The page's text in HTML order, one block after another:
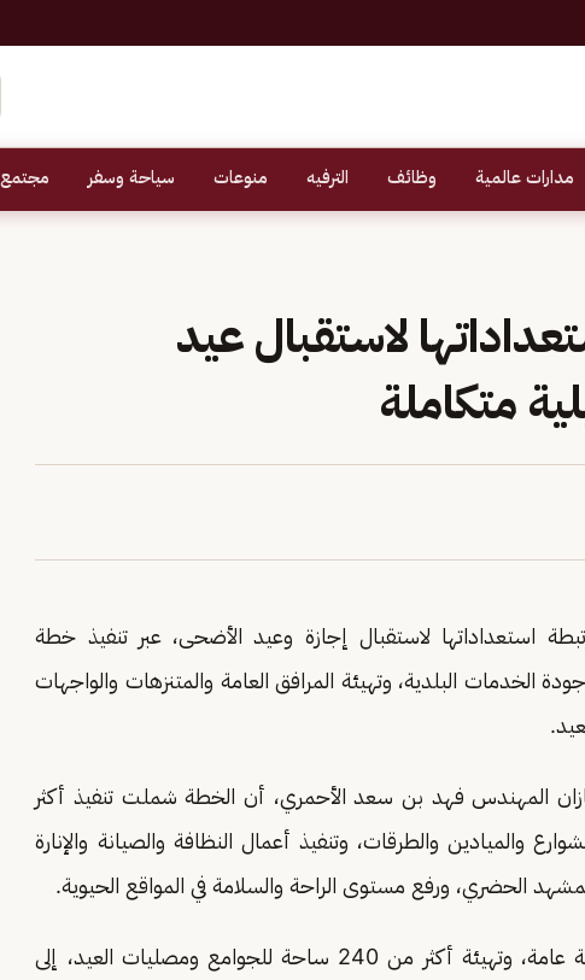
مدارات عالمية وظائف الترفيه منوعات سياحة وسفر مجتمع
لاستقبال عيد
متكاملة
استعداداتها لاستقبال إجازة وعيد الأضحى، عبر تنفيذ خطة
الخدمات البلدية، وتهيئة المرافق العامة والمتنزهات والواجهات
المهندس فهد بن سعد الأحمري، أن الخطة شملت تنفيذ أكثر
الشوارع والميادين والطرقات، وتنفيذ أعمال النظافة والصيانة والإنارة
الحضري، ورفع مستوى الراحة والسلامة في المواقع الحيوية.
وأشار إلى رفع جاهزية 264 متنزهًا وحديقة عامة، وتهيئة أكثر من 240 ساحة للجوامع ومصليات العيد، إلى